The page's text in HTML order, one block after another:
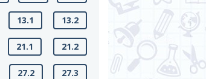
13.1 13.2
21.1 21.2
27.2 27.3